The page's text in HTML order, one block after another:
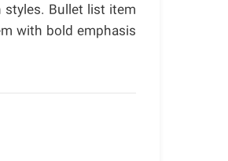
styles. Bullet list item
with bold emphasis